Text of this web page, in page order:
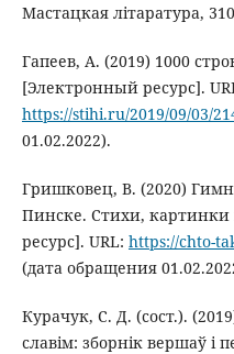
Мастацкая літаратура,
Гапеев, А. (2019) 1000
[Электронный ресурс].
https://stihi.ru/2019/09/03/
01.02.2022).
Гришковец, В. (2020)
Пинске. Стихи,
ресурс]. URL: https://chto-
(дата обращения
Курачук, С. Д. (сост.).
славім: зборнік вершаў і